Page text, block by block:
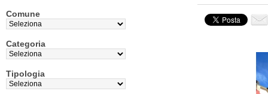
Comune
Categoria
Tipologia